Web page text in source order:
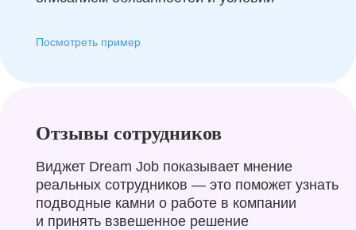
Посмотреть пример
Отзывы сотрудников
Виджет Dream Job показывает мнение
реальных сотрудников — это поможет узнать
подводные камни о работе в компании
и принять взвешенное решение